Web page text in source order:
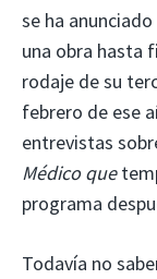
se ha
una obra hasta
rodaje de su
febrero de ese
entrevistas
Médico que
programa
Todavía no